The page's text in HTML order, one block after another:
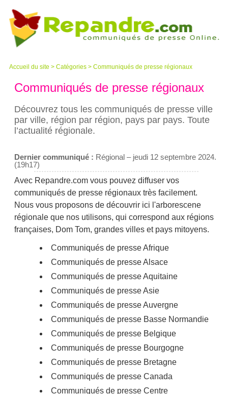
Accueil du site > Catégories > Communiqués de presse régionaux
Communiqués de presse régionaux
Découvrez tous les communiqués de presse ville
par ville, région par région, pays par pays. Toute
l’actualité régionale.
Dernier communiqué : Régional – jeudi 12 septembre 2024.
(19h17)
Avec Repandre.com vous pouvez diffuser vos
communiqués de presse régionaux très facilement.
Nous vous proposons de découvrir ici l'arborescene
régionale que nos utilisons, qui correspond aux régions
françaises, Dom Tom, grandes villes et pays mitoyens.
Communiqués de presse Afrique
Communiqués de presse Alsace
Communiqués de presse Aquitaine
Communiqués de presse Asie
Communiqués de presse Auvergne
Communiqués de presse Basse Normandie
Communiqués de presse Belgique
Communiqués de presse Bourgogne
Communiqués de presse Bretagne
Communiqués de presse Canada
Communiqués de presse Centre